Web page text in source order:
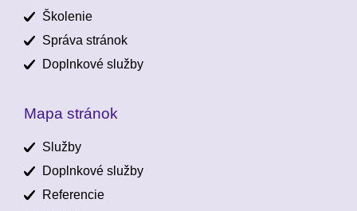
Školenie
Správa stránok
Doplnkové služby
Mapa stránok
Služby
Doplnkové služby
Referencie